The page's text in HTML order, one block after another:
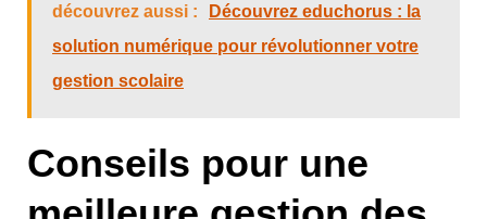
découvrez aussi :
Découvrez educhorus : la
solution numérique pour révolutionner votre
gestion scolaire
Conseils pour une